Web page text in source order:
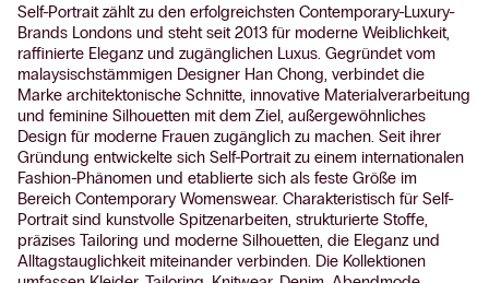
Self-Portrait zählt zu den erfolgreichsten Contemporary-Luxury-
Brands Londons und steht seit 2013 für moderne Weiblichkeit,
raffinierte Eleganz und zugänglichen Luxus. Gegründet vom
malaysischstämmigen Designer Han Chong, verbindet die
Marke architektonische Schnitte, innovative Materialverarbeitung
und feminine Silhouetten mit dem Ziel, außergewöhnliches
Design für moderne Frauen zugänglich zu machen. Seit ihrer
Gründung entwickelte sich Self-Portrait zu einem internationalen
Fashion-Phänomen und etablierte sich als feste Größe im
Bereich Contemporary Womenswear. Charakteristisch für Self-
Portrait sind kunstvolle Spitzenarbeiten, strukturierte Stoffe,
präzises Tailoring und moderne Silhouetten, die Eleganz und
Alltagstauglichkeit miteinander verbinden. Die Kollektionen